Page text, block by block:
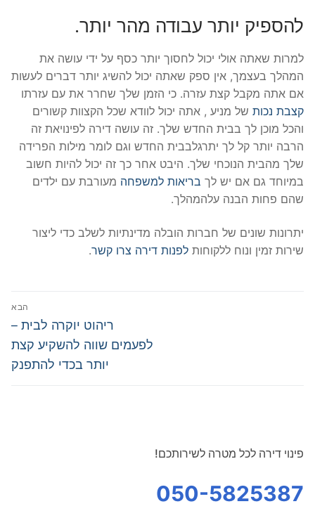
להספיק יותר עבודה מהר יותר.
למרות שאתה אולי יכול לחסוך יותר כסף על ידי עושה את
המהלך בעצמך, אין ספק שאתה יכול להשיג יותר דברים לעשות
אם אתה מקבל קצת עזרה. כי הזמן שלך שחרר את עם עזרתו
קצבת נכות של מניע , אתה יכול לוודא שכל הקצוות קשורים
והכל מוכן לך בבית החדש שלך. זה עושה דירה לפינויאת זה
הרבה יותר קל לך יתרגלבבית החדש וגם לומר מילות הפרידה
שלך מהבית הנוכחי שלך. היבט אחר כך זה יכול להיות חשוב
במיוחד גם אם יש לך בריאות למשפחה מעורבת עם ילדים
שהם פחות הבנה עלהמהלך.
יתרונות שונים של חברות הובלה מדינתיות לשלב כדי ליצור
שירות זמין ונוח ללקוחות לפנות דירה צרו קשר.
הבא
הפוסט
הבא:
ריהוט יוקרה לבית –
לפעמים שווה להשקיע קצת
יותר בכדי להתפנק
פינוי דירה לכל מטרה לשירותכם!
050-5825387